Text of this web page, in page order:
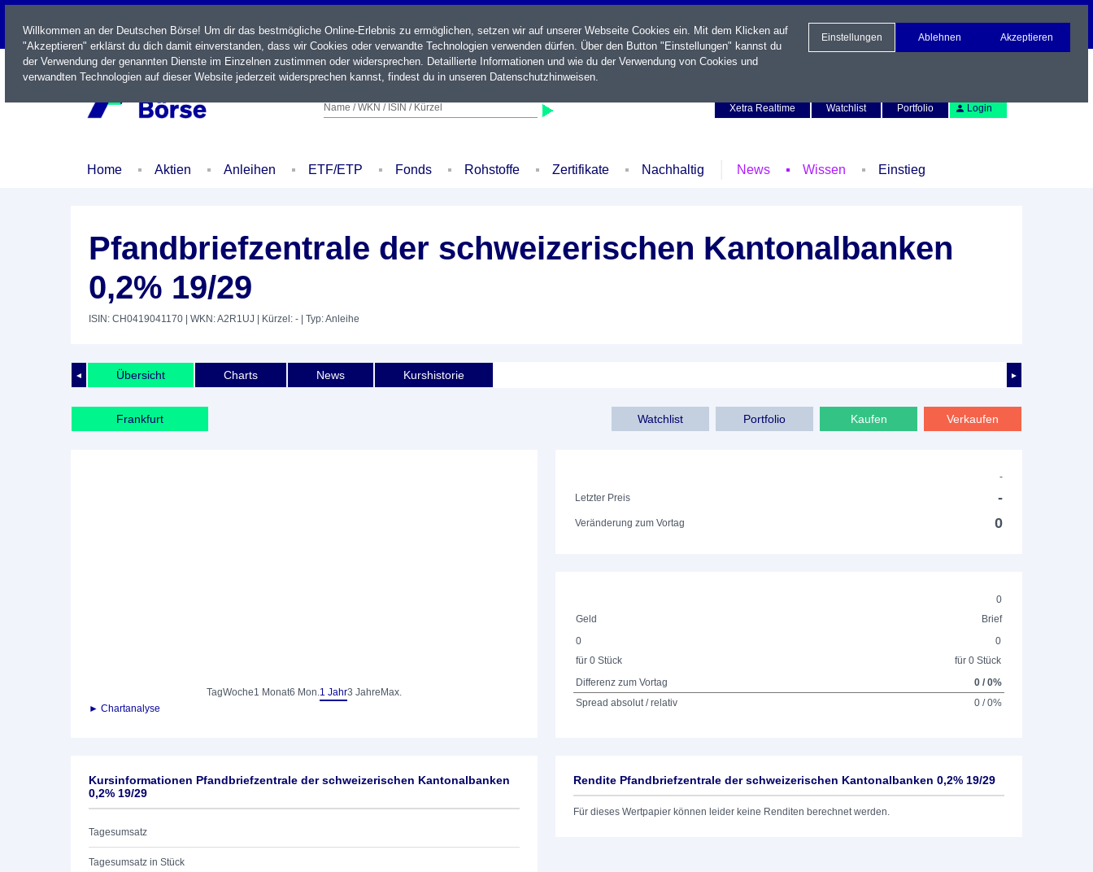
LIVE
Name / WKN / ISIN / Kürzel
Xetra Realtime
Watchlist Portfolio Login
Home Aktien Anleihen ETF/ETP Fonds Rohstoffe Zertifikate Nachhaltig News Wissen Einstieg
Pfandbriefzentrale der schweizerischen Kantonalbanken
0,2% 19/29
ISIN: CH0419041170 | WKN: A2R1UJ | Kürzel: - | Typ: Anleihe
◄ ►
Übersicht Charts News Kurshistorie
Frankfurt Verkaufen
Kaufen
Portfolio
Watchlist
TagWoche1 Monat6 Mon.1 Jahr3 Jahre Max.
► Chartanalyse
-
Letzter Preis
-
Veränderung zum Vortag 0
0
Geld
Brief
0
für 0 Stück
0
für 0 Stück
Differenz zum Vortag
0 / 0%
Spread absolut / relativ
0 / 0%
Kursinformationen Pfandbriefzentrale der schweizerischen Kantonalbanken
0,2% 19/29
Tagesumsatz
Tagesumsatz in Stück
Rendite Pfandbriefzentrale der schweizerischen Kantonalbanken 0,2% 19/29
Für dieses Wertpapier können leider keine Renditen berechnet werden.
Willkommen an der Deutschen Börse! Um dir das bestmögliche Online-Erlebnis zu ermöglichen, setzen wir auf unserer Webseite Cookies ein. Mit dem Klicken auf
"Akzeptieren" erklärst du dich damit einverstanden, dass wir Cookies oder verwandte Technologien verwenden dürfen. Über den Button "Einstellungen" kannst du
der Verwendung der genannten Dienste im Einzelnen zustimmen oder widersprechen. Detaillierte Informationen und wie du der Verwendung von Cookies und
verwandten Technologien auf dieser Website jederzeit widersprechen kannst, findest du in unseren Datenschutzhinweisen.
Einstellungen Ablehnen Akzeptieren